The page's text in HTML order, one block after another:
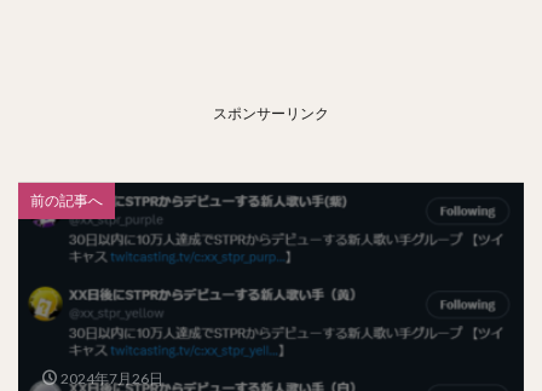
スポンサーリンク
前の記事へ
2024年7月26日